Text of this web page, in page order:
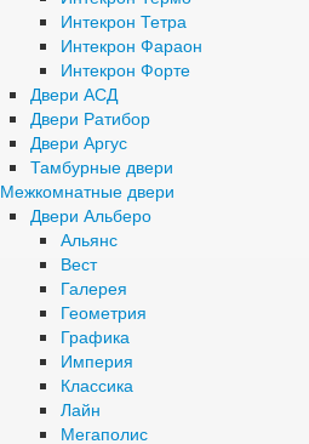
Интекрон Тетра
Интекрон Фараон
Интекрон Форте
Двери АСД
Двери Ратибор
Двери Аргус
Тамбурные двери
Межкомнатные двери
Двери Альберо
Альянс
Вест
Галерея
Геометрия
Графика
Империя
Классика
Лайн
Мегаполис